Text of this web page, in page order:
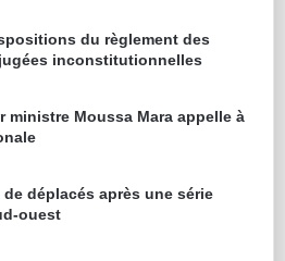
du règlement des
inconstitutionnelles
ministre Moussa Mara appelle à
déplacés après une série
ouest